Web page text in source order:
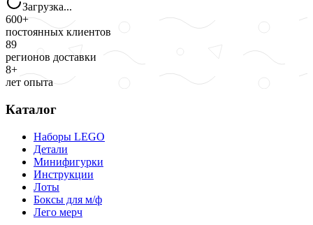
Загрузка...
600+
постоянных клиентов
89
регионов доставки
8+
лет опыта
Каталог
Наборы LEGO
Детали
Минифигурки
Инструкции
Лоты
Боксы для м/ф
Лего мерч